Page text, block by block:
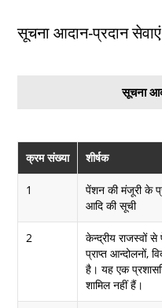
सूचना आदान-प्रदान सेवाएं
सूचना
क्रम संख्या शीर्षक
1
पेंशन की मंजूरी के
आदि की सूची
2
केन्द्रीय राजस्वों
प्राप्त आन्दोलनों,
है। यह एक
शामिल नहीं हैं।